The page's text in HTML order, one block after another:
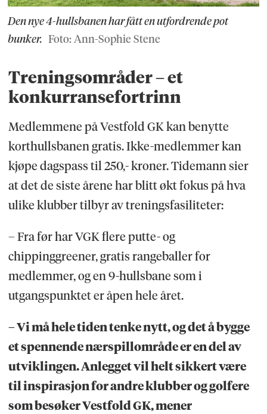
Den nye 4-hullsbanen har fått en utfordrende pot
bunker. Foto: Ann-Sophie Stene
Treningsområder – et
konkurransefortrinn
Medlemmene på Vestfold GK kan benytte
korthullsbanen gratis. Ikke-medlemmer kan
kjøpe dagspass til 250,- kroner. Tidemann sier
at det de siste årene har blitt økt fokus på hva
ulike klubber tilbyr av treningsfasiliteter:
– Fra før har VGK flere putte- og
chippinggreener, gratis rangeballer for
medlemmer, og en 9-hullsbane som i
utgangspunktet er åpen hele året.
– Vi må hele tiden tenke nytt, og det å bygge
et spennende nærspillområde er en del av
utviklingen. Anlegget vil helt sikkert være
til inspirasjon for andre klubber og golfere
som besøker Vestfold GK, mener